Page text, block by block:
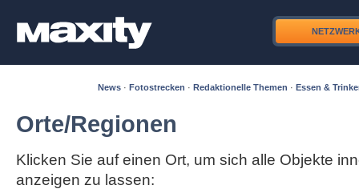
News · Fotostrecken · Redaktionelle Themen · Essen &
Orte/Regionen
Klicken Sie auf einen Ort, um sich alle Objekte
anzeigen zu lassen: